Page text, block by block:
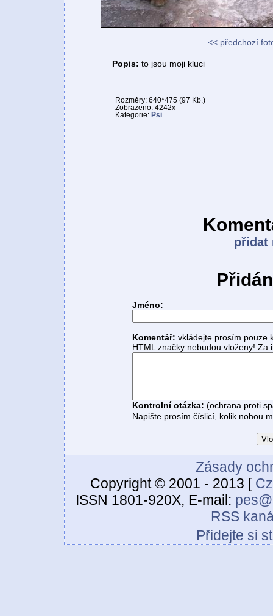
<< předchozí
Popis: to jsou moji kluci
Rozměry: 640*475 (97 Kb.)
Zobrazeno: 4242x
Kategorie: Psi
přidat
Jméno:
Komentář: vkládejte prosím pouze
HTML značky nebudou vloženy!
Kontrolní otázka: (ochrana proti
Napište prosím číslicí, kolik nohou
Zásady
Copyright © 2001 - 2013 [
ISSN 1801-920X, E-mail:
RSS
Přidejte si